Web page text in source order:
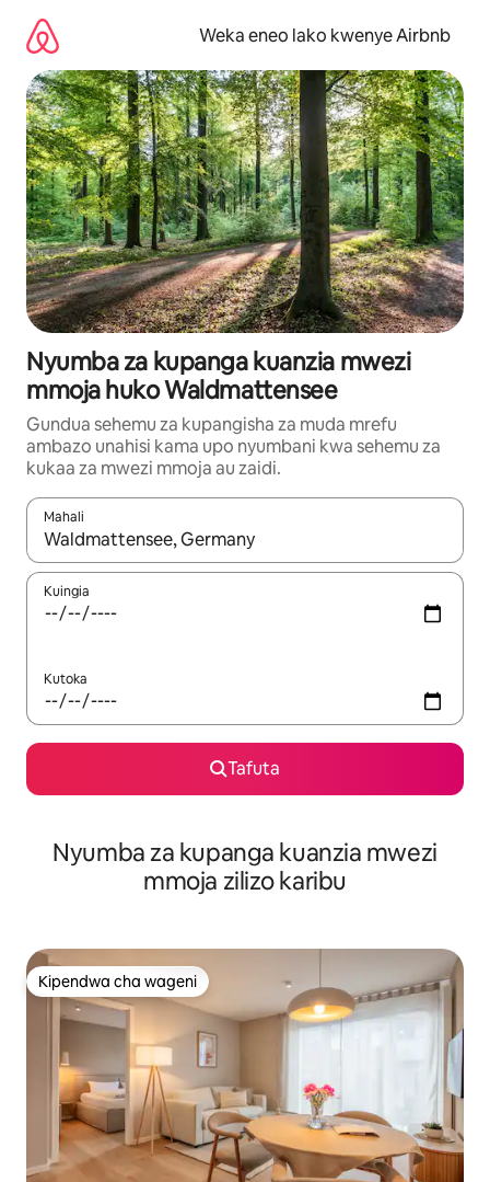
kwenda
kwenye
maudhui
Weka eneo lako kwenye Airbnb
Nyumba za kupanga kuanzia mwezi
mmoja huko Waldmattensee
Gundua sehemu za kupangisha za muda mrefu
ambazo unahisi kama upo nyumbani kwa sehemu za
kukaa za mwezi mmoja au zaidi.
Mahali
Wakati matokeo yanapatikana, vinjari kwa kutumia vitufe vya
Kuingia
Kutoka
Tafuta
Nyumba za kupanga kuanzia mwezi
mmoja zilizo karibu
Kipendwa cha wageni
Kipendwa cha wageni